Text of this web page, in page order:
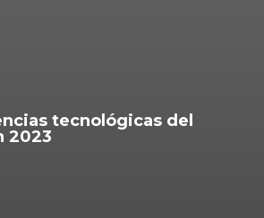
tecnológicas del
2023